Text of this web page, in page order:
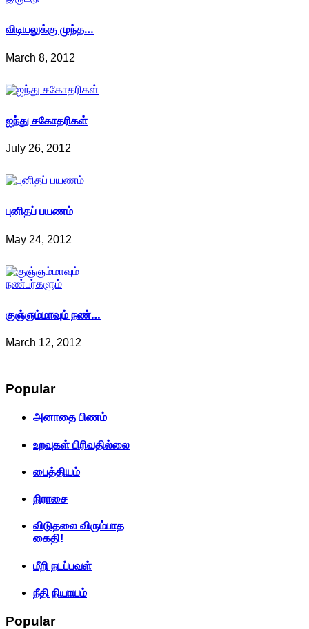
விடியலுக்கு முந்த…
March 8, 2012
ஐந்து சகோதரிகள்
July 26, 2012
புனிதப் பயணம்
May 24, 2012
குஞ்ஞம்மாவும் நண்…
March 12, 2012
Popular
அனாதை பிணம்
உறவுகள் பிரிவதில்லை
பைத்தியம்
நிராசை
விடுதலை விரும்பாத
கைதி!
மீறி நடப்பவள்
நீதி நியாயம்
Popular